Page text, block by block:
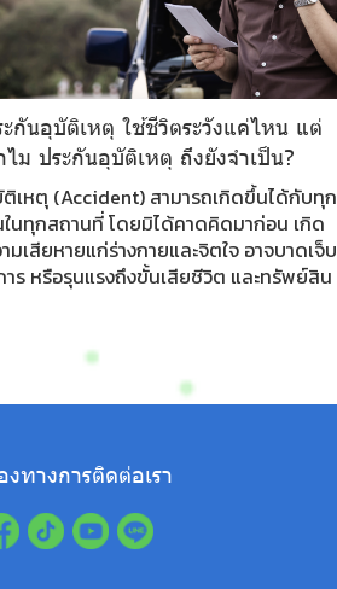
กันอุบัติเหตุ ใช้ชีวิตระวังแค่ไหน แต่
ม ประกันอุบัติเหตุ ถึงยังจำเป็น?
เหตุ (Accident) สามารถเกิดขึ้นได้กับทุก
นทุกสถานที่ โดยมิได้คาดคิดมาก่อน เกิด
มเสียหายแก่ร่างกายและจิตใจ อาจบาดเจ็บ
ร หรือรุนแรงถึงขั้นเสียชีวิต และทรัพย์สิน
งทางการติดต่อเรา